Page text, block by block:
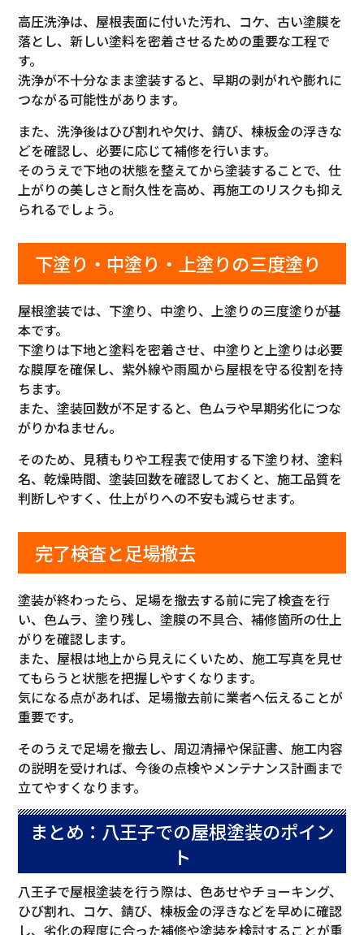
高圧洗浄は、屋根表面に付いた汚れ、コケ、古い塗膜を
落とし、新しい塗料を密着させるための重要な工程で
す。
洗浄が不十分なまま塗装すると、早期の剥がれや膨れに
つながる可能性があります。
また、洗浄後はひび割れや欠け、錆び、棟板金の浮きな
どを確認し、必要に応じて補修を行います。
そのうえで下地の状態を整えてから塗装することで、仕
上がりの美しさと耐久性を高め、再施工のリスクも抑え
られるでしょう。
下塗り・中塗り・上塗りの三度塗り
屋根塗装では、下塗り、中塗り、上塗りの三度塗りが基
本です。
下塗りは下地と塗料を密着させ、中塗りと上塗りは必要
な膜厚を確保し、紫外線や雨風から屋根を守る役割を持
ちます。
また、塗装回数が不足すると、色ムラや早期劣化につな
がりかねません。
そのため、見積もりや工程表で使用する下塗り材、塗料
名、乾燥時間、塗装回数を確認しておくと、施工品質を
判断しやすく、仕上がりへの不安も減らせます。
完了検査と足場撤去
塗装が終わったら、足場を撤去する前に完了検査を行
い、色ムラ、塗り残し、塗膜の不具合、補修箇所の仕上
がりを確認します。
また、屋根は地上から見えにくいため、施工写真を見せ
てもらうと状態を把握しやすくなります。
気になる点があれば、足場撤去前に業者へ伝えることが
重要です。
そのうえで足場を撤去し、周辺清掃や保証書、施工内容
の説明を受ければ、今後の点検やメンテナンス計画まで
立てやすくなります。
まとめ：八王子での屋根塗装のポイン
ト
八王子で屋根塗装を行う際は、色あせやチョーキング、
ひび割れ、コケ、錆び、棟板金の浮きなどを早めに確認
し、劣化の程度に合った補修や塗装を検討することが重